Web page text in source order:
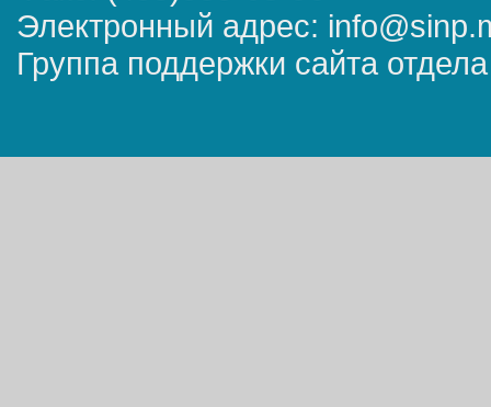
Электронный адрес:
Группа поддержки сайта